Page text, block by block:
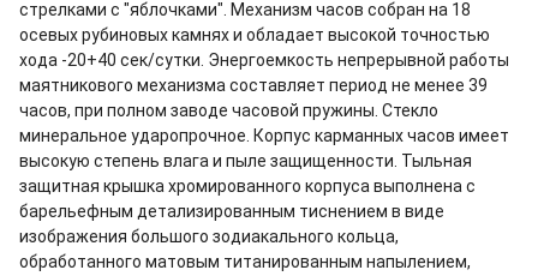
стрелками с "яблочками". Механизм часов собран на 18
осевых рубиновых камнях и обладает высокой точностью
хода -20+40 сек/сутки. Энергоемкость непрерывной работы
маятникового механизма составляет период не менее 39
часов, при полном заводе часовой пружины. Стекло
минеральное ударопрочное. Корпус карманных часов имеет
высокую степень влага и пыле защищенности. Тыльная
защитная крышка хромированного корпуса выполнена с
барельефным детализированным тиснением в виде
изображения большого зодиакального кольца,
обработанного матовым титанированным напылением,